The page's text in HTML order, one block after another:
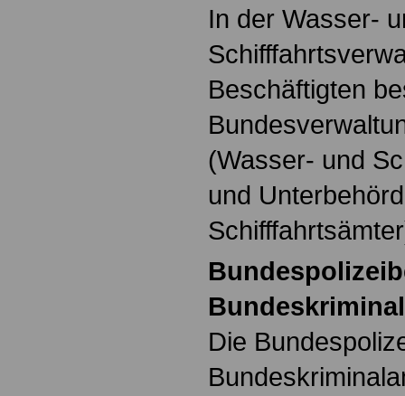
In der Wasser-
Beschäftigten
(Wasser- und
und
Die